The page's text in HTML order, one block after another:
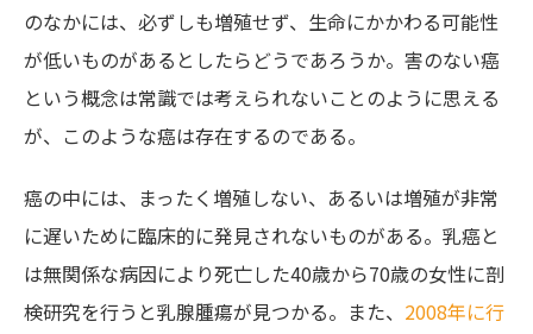
のなかには、必ずしも増殖せず、生命にかかわる可能性
が低いものがあるとしたらどうであろうか。害のない癌
という概念は常識では考えられないことのように思える
が、このような癌は存在するのである。
癌の中には、まったく増殖しない、あるいは増殖が非常
に遅いために臨床的に発見されないものがある。乳癌と
は無関係な病因により死亡した40歳から70歳の女性に剖
検研究を行うと乳腺腫瘍が見つかる。また、 2008年に行